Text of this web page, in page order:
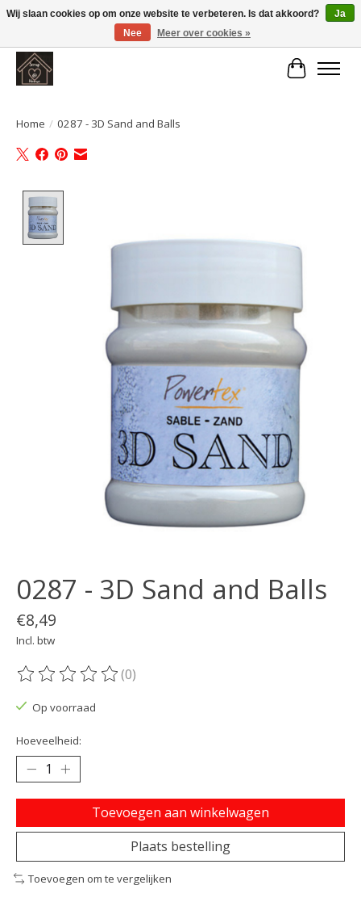
Large selection of products and fast shipping!
Home / 0287 - 3D Sand and Balls
0287 - 3D Sand and Balls
€8,49
Incl. btw
De beoordeling van dit product is
(0)
Op voorraad
Hoeveelheid:
Toevoegen aan winkelwagen
Plaats bestelling
Toevoegen om te vergelijken
Wij slaan cookies op om onze website te verbeteren. Is dat akkoord?
Ja
Nee
Meer over cookies »